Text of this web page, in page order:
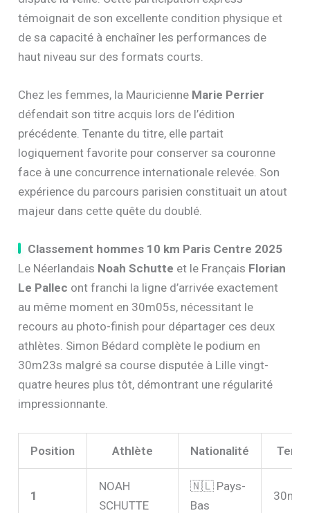
témoignait de son excellente condition physique et
de sa capacité à enchaîner les performances de
haut niveau sur des formats courts.
Chez les femmes, la Mauricienne Marie Perrier
défendait son titre acquis lors de l’édition
précédente. Tenante du titre, elle partait
logiquement favorite pour conserver sa couronne
face à une concurrence internationale relevée. Son
expérience du parcours parisien constituait un atout
majeur dans cette quête du doublé.
Classement hommes 10 km Paris Centre 2025
Le Néerlandais Noah Schutte et le Français Florian
Le Pallec ont franchi la ligne d’arrivée exactement
au même moment en 30m05s, nécessitant le
recours au photo-finish pour départager ces deux
athlètes. Simon Bédard complète le podium en
30m23s malgré sa course disputée à Lille vingt-
quatre heures plus tôt, démontrant une régularité
impressionnante.
Position Athlète Nationalité
1
NOAH
SCHUTTE
🇳🇱 Pays-
Bas